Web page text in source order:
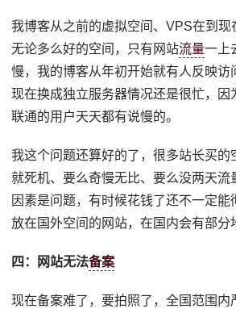
我博客从之前的虚拟空间、VPS在到现
无论多么好的空间，只有网站流量一上
慢，我的博客从年初开始就有人反映访
现在换成独立服务器情况还是很忙，因
联通的用户天天都有说慢的。
我这个问题还算好的了，很多站长买的
就死机、要么奇慢无比、要么没两天流
因素是问题，有时候花钱了还不一定能
放在国外空间的网站，在国内会有部分
四：网站无法备案
现在备案难了，要拍照了，全国范围内